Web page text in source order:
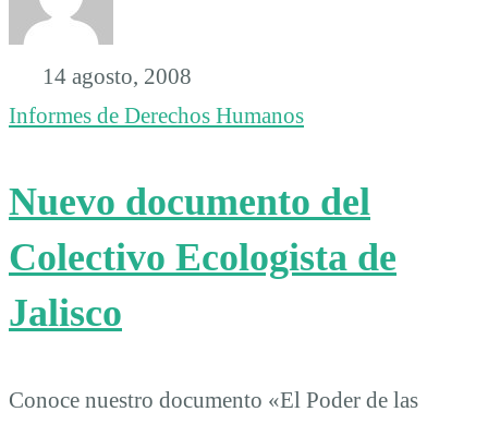
14 agosto, 2008
Informes de Derechos Humanos
Nuevo documento del
Colectivo Ecologista de
Jalisco
Conoce nuestro documento «El Poder de las